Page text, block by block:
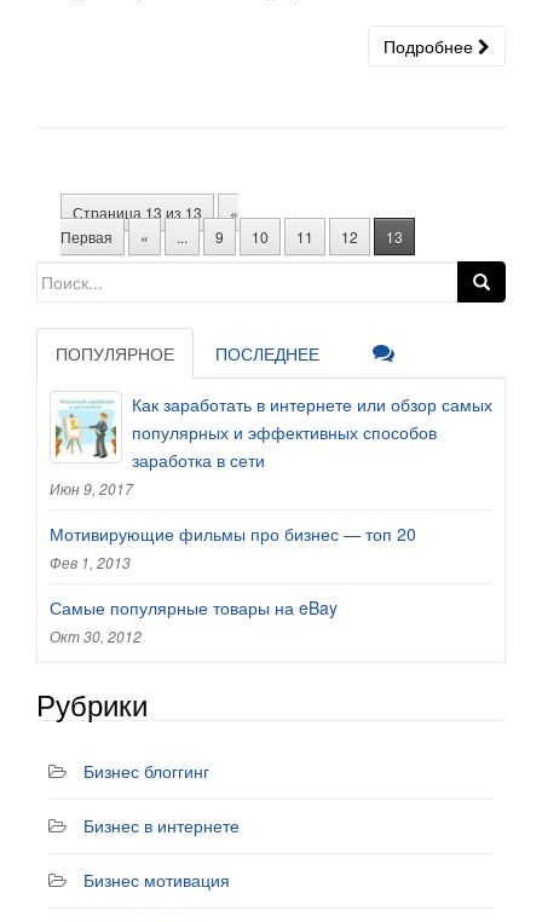
Подробнее
Страница 13 из 13
«
Первая
« ... 9 10 11 12 13
Search for:
ПОПУЛЯРНОЕ ПОСЛЕДНЕЕ
Как заработать в интернете или обзор самых
популярных и эффективных способов
заработка в сети
Июн 9, 2017
Мотивирующие фильмы про бизнес — топ 20
Фев 1, 2013
Самые популярные товары на eBay
Окт 30, 2012
Рубрики
Бизнес блоггинг
Бизнес в интернете
Бизнес мотивация